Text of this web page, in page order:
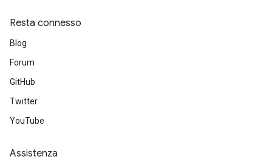
Resta connesso
Blog
Forum
GitHub
Twitter
YouTube
Assistenza